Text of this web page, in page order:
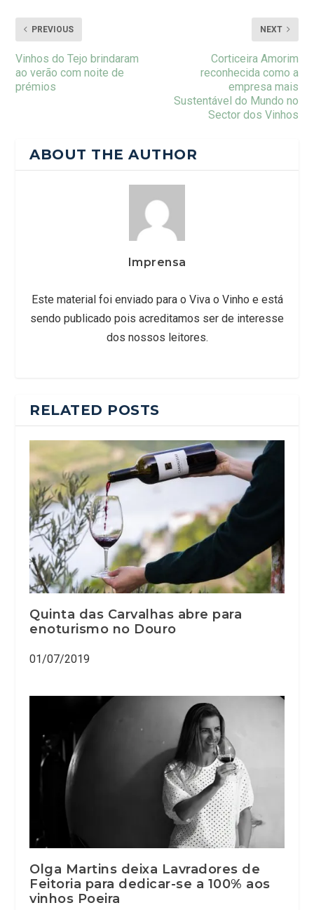
PREVIOUS
Vinhos do Tejo brindaram
ao verão com noite de
prémios
NEXT
Corticeira Amorim
reconhecida como a
empresa mais
Sustentável do Mundo no
Sector dos Vinhos
ABOUT THE AUTHOR
Imprensa
Este material foi enviado para o Viva o Vinho e está
sendo publicado pois acreditamos ser de interesse
dos nossos leitores.
RELATED POSTS
Quinta das Carvalhas abre para
enoturismo no Douro
01/07/2019
Olga Martins deixa Lavradores de
Feitoria para dedicar-se a 100% aos
vinhos Poeira